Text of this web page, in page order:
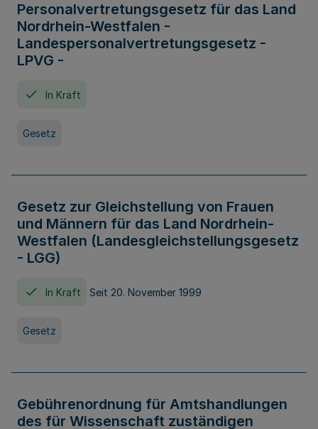
Personalvertretungsgesetz für das Land
Nordrhein-Westfalen -
Landespersonalvertretungsgesetz -
LPVG -
In Kraft
Gesetz
Gesetz zur Gleichstellung von Frauen
und Männern für das Land Nordrhein-
Westfalen (Landesgleichstellungsgesetz
- LGG)
In Kraft Seit 20. November 1999
Gesetz
Gebührenordnung für Amtshandlungen
des für Wissenschaft zuständigen